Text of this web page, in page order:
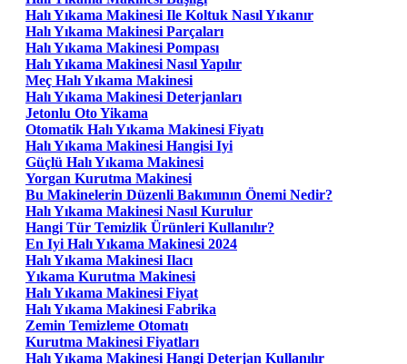
Halı Yıkama Makinesi Ile Koltuk Nasıl Yıkanır
Halı Yıkama Makinesi Parçaları
Halı Yıkama Makinesi Pompası
Halı Yıkama Makinesi Nasıl Yapılır
Meç Halı Yıkama Makinesi
Halı Yıkama Makinesi Deterjanları
Jetonlu Oto Yikama
Otomatik Halı Yıkama Makinesi Fiyatı
Halı Yıkama Makinesi Hangisi Iyi
Güçlü Halı Yıkama Makinesi
Yorgan Kurutma Makinesi
Bu Makinelerin Düzenli Bakımının Önemi Nedir?
Halı Yıkama Makinesi Nasıl Kurulur
Hangi Tür Temizlik Ürünleri Kullanılır?
En Iyi Halı Yıkama Makinesi 2024
Halı Yıkama Makinesi Ilacı
Yıkama Kurutma Makinesi
Halı Yıkama Makinesi Fiyat
Halı Yıkama Makinesi Fabrika
Zemin Temizleme Otomatı
Kurutma Makinesi Fiyatları
Halı Yıkama Makinesi Hangi Deterjan Kullanılır